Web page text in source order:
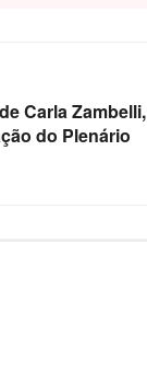
Carla Zambelli,
do Plenário